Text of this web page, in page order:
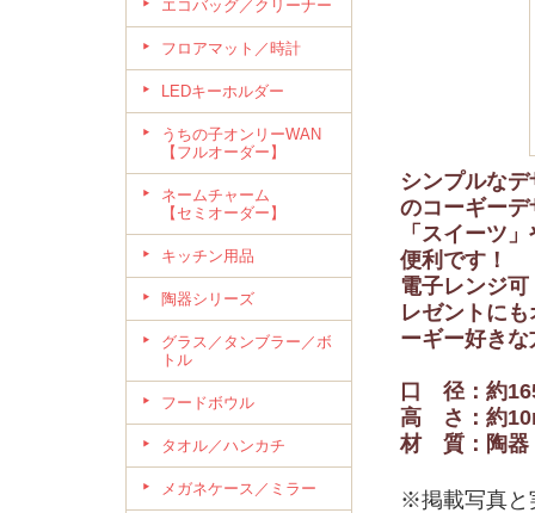
エコバッグ／クリーナー
フロアマット／時計
LEDキーホルダー
うちの子オンリーWAN
【フルオーダー】
ネームチャーム
【セミオーダー】
キッチン用品
陶器シリーズ
グラス／タンブラー／ボ
トル
フードボウル
タオル／ハンカチ
メガネケース／ミラー
シンプルな
のコーギー
「スイーツ
便利です！
電子レンジ
レゼントに
ーギー好き
口 径：約
高 さ：約
材 質：陶器
※掲載写真と